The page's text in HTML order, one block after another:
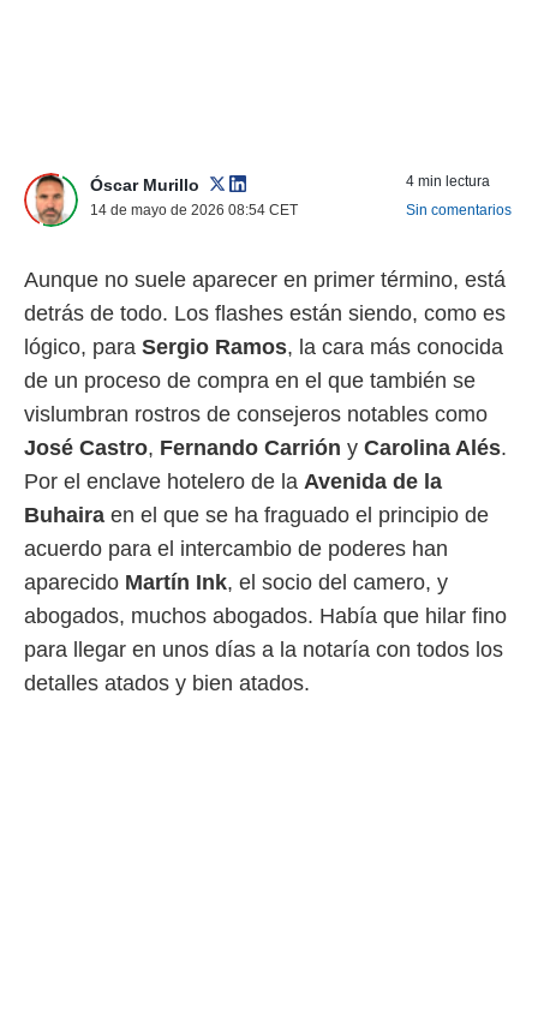
y
en
más
nuestra
y
disponible
cookies
aceptar
Óscar Murillo
14 de mayo de 2026 08:54 CET
4 min lectura
Sin comentarios
Aunque no suele aparecer en primer término, está
detrás de todo. Los flashes están siendo, como es
lógico, para Sergio Ramos, la cara más conocida
de un proceso de compra en el que también se
vislumbran rostros de consejeros notables como
José Castro, Fernando Carrión y Carolina Alés.
Por el enclave hotelero de la Avenida de la
Buhaira en el que se ha fraguado el principio de
acuerdo para el intercambio de poderes han
aparecido Martín Ink, el socio del camero, y
abogados, muchos abogados. Había que hilar fino
para llegar en unos días a la notaría con todos los
detalles atados y bien atados.